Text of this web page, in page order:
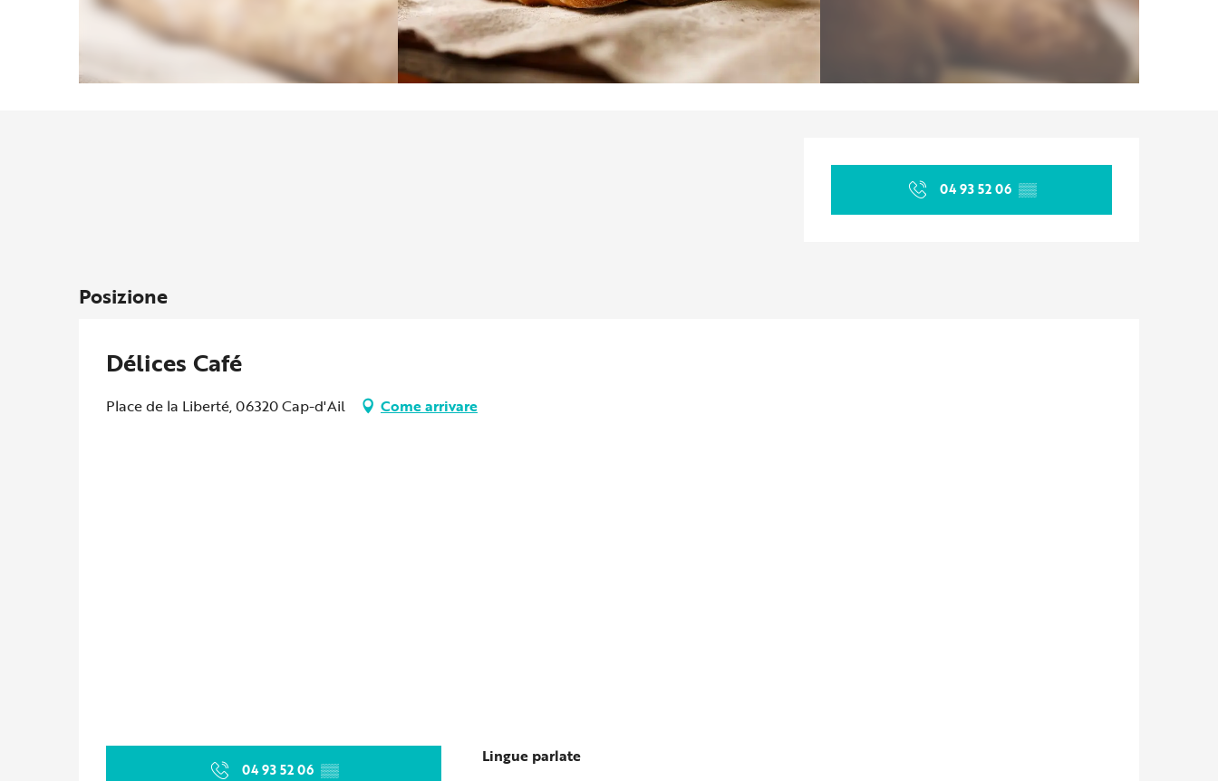
Orari e contatti
04 93 52 06 ▒▒
Posizione
Délices Café
Place de la Liberté, 06320 Cap-d'Ail Come arrivare
04 93 52 06 ▒▒
Lingue parlate
Lingue parlate